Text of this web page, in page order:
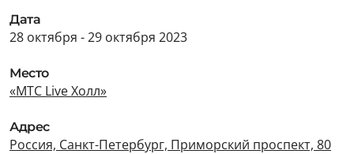
Дата
28 октября - 29 октября 2023
Место
«МТС Live Холл»
Адрес
Россия, Санкт-Петербург, Приморский проспект, 80